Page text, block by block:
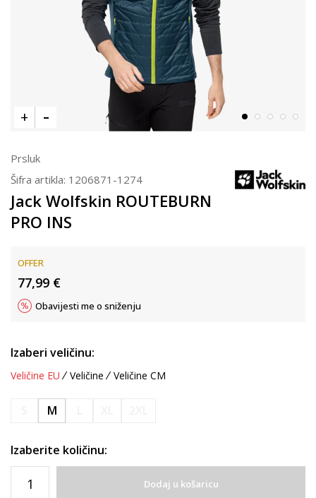
Prsluk
Šifra artikla: 1206871-1274
Jack Wolfskin ROUTEBURN
PRO INS
OFFER
77,99 €
Obavijesti me o sniženju
Izaberi veličinu:
Veličine EU Veličine Veličine CM
M
Izaberite količinu:
Dodaj u košaricu